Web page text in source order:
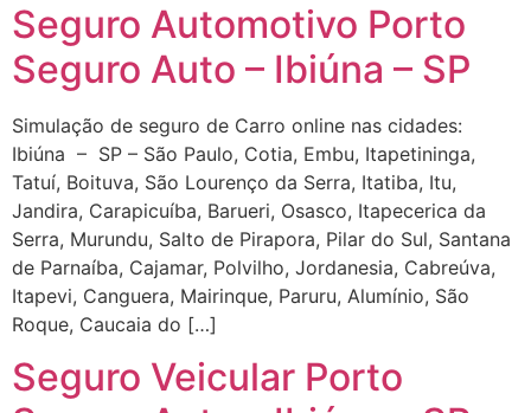
Seguro Automotivo Porto
Seguro Auto – Ibiúna – SP
Simulação de seguro de Carro online nas cidades:
Ibiúna – SP – São Paulo, Cotia, Embu, Itapetininga,
Tatuí, Boituva, São Lourenço da Serra, Itatiba, Itu,
Jandira, Carapicuíba, Barueri, Osasco, Itapecerica da
Serra, Murundu, Salto de Pirapora, Pilar do Sul, Santana
de Parnaíba, Cajamar, Polvilho, Jordanesia, Cabreúva,
Itapevi, Canguera, Mairinque, Paruru, Alumínio, São
Roque, Caucaia do […]
Seguro Veicular Porto